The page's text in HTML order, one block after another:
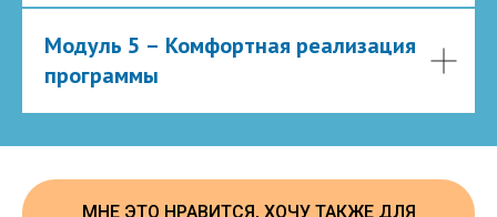
Модуль 5 – Комфортная реализация
программы
МНЕ ЭТО НРАВИТСЯ, ХОЧУ ТАКЖЕ ДЛЯ